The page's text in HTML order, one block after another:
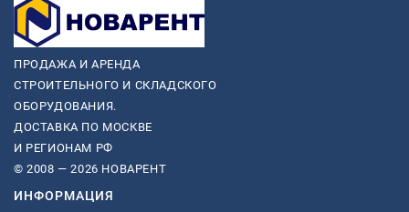
ПРОДАЖА И АРЕНДА
СТРОИТЕЛЬНОГО И СКЛАДСКОГО
ОБОРУДОВАНИЯ.
ДОСТАВКА ПО МОСКВЕ
И РЕГИОНАМ РФ
© 2008 — 2026 НОВАРЕНТ
ИНФОРМАЦИЯ